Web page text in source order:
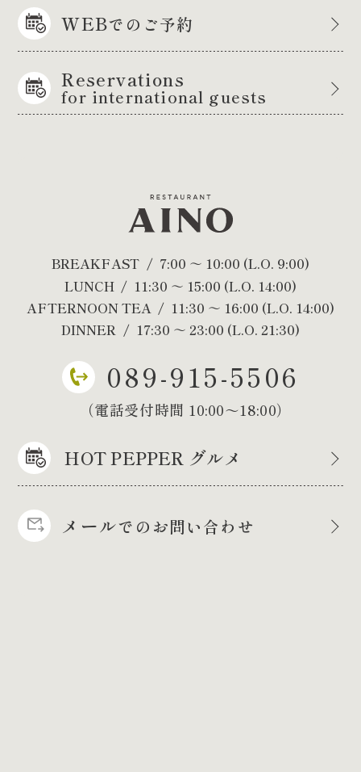
WEBでのご予約
Reservations
for international guests
BREAKFAST
7:00 ～ 10:00 (L.O. 9:00)
LUNCH
11:30 ～ 15:00 (L.O. 14:00)
AFTERNOON TEA
11:30 ～ 16:00 (L.O. 14:00)
DINNER
17:30 ～ 23:00 (L.O. 21:30)
089-915-5506
（電話受付時間 10:00～18:00）
HOT PEPPER グルメ
メールでのお問い合わせ